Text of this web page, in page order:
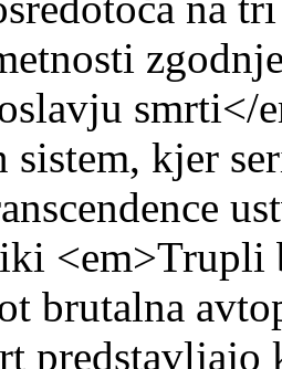
smrti</
sistem, kjer
<em>Trupli
brutalna